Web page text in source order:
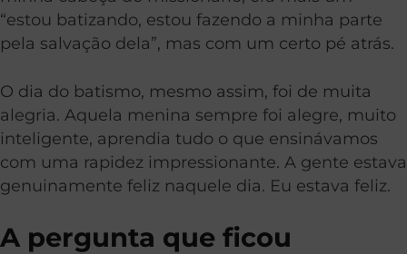
“estou batizando, estou fazendo a minha parte
pela salvação dela”, mas com um certo pé atrás.
O dia do batismo, mesmo assim, foi de muita
alegria. Aquela menina sempre foi alegre, muito
inteligente, aprendia tudo o que ensinávamos
com uma rapidez impressionante. A gente estava
genuinamente feliz naquele dia. Eu estava feliz.
A pergunta que ficou